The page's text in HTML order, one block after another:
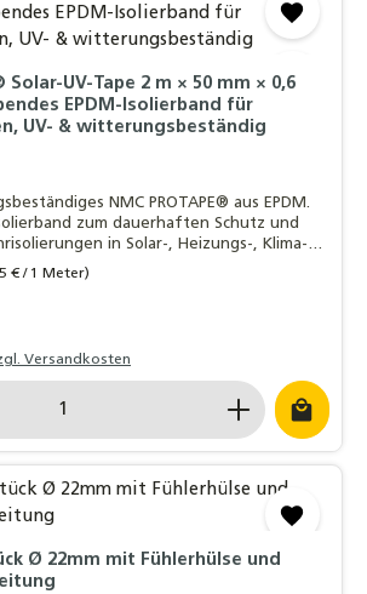
Solar-UV-Tape 2 m × 50 mm × 0,6
EPDM-Isolierband für
UV- & witterungsbeständig
NMC PROTAPE® aus EPDM.
zum dauerhaften Schutz und
in Solar-, Heizungs-, Klima-
€ / 1 Meter)
Versandkosten
Gib den gewünschten Wert
Ø 22mm mit Fühlerhülse und